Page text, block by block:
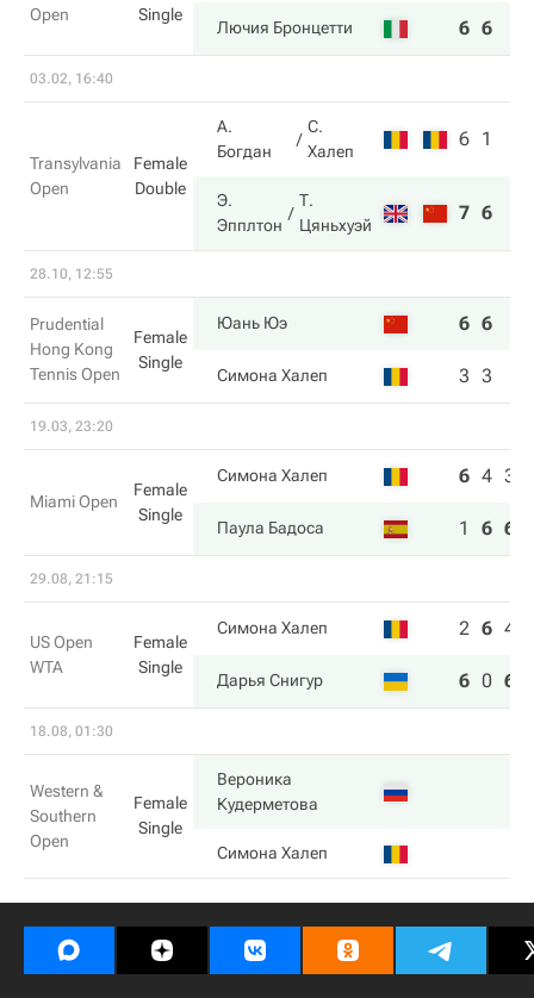
Open
Single
Лючия Бронцетти 6 6
03.02, 16:40
Transylvania
Open
Female
Double
А.
Богдан
С.
Халеп
6 1
Э.
Эпплтон
Т.
Цяньхуэй
7 6
28.10, 12:55
Prudential
Hong Kong
Tennis Open
Female
Single
Юань Юэ 6 6
Симона Халеп 3 3
19.03, 23:20
Miami Open
Female
Single
Симона Халеп 6 4 3
Паула Бадоса 1 6 6
29.08, 21:15
US Open
WTA
Female
Single
Симона Халеп 2 6 4
Дарья Снигур 6 0 6
18.08, 01:30
Western &
Southern
Open
Female
Single
Вероника
Кудерметова
Симона Халеп